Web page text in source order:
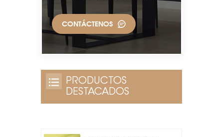
CONTÁCTENOS
PRODUCTOS
DESTACADOS